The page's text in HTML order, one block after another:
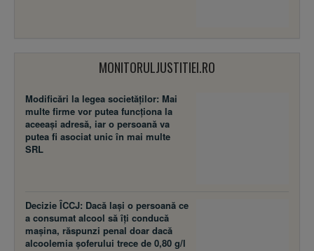
MONITORULJUSTITIEI.RO
Modificări la legea societăţilor: Mai
multe firme vor putea funcţiona la
aceeaşi adresă, iar o persoană va
putea fi asociat unic în mai multe
SRL
Decizie ÎCCJ: Dacă laşi o persoană ce
a consumat alcool să îţi conducă
maşina, răspunzi penal doar dacă
alcoolemia şoferului trece de 0,80 g/l